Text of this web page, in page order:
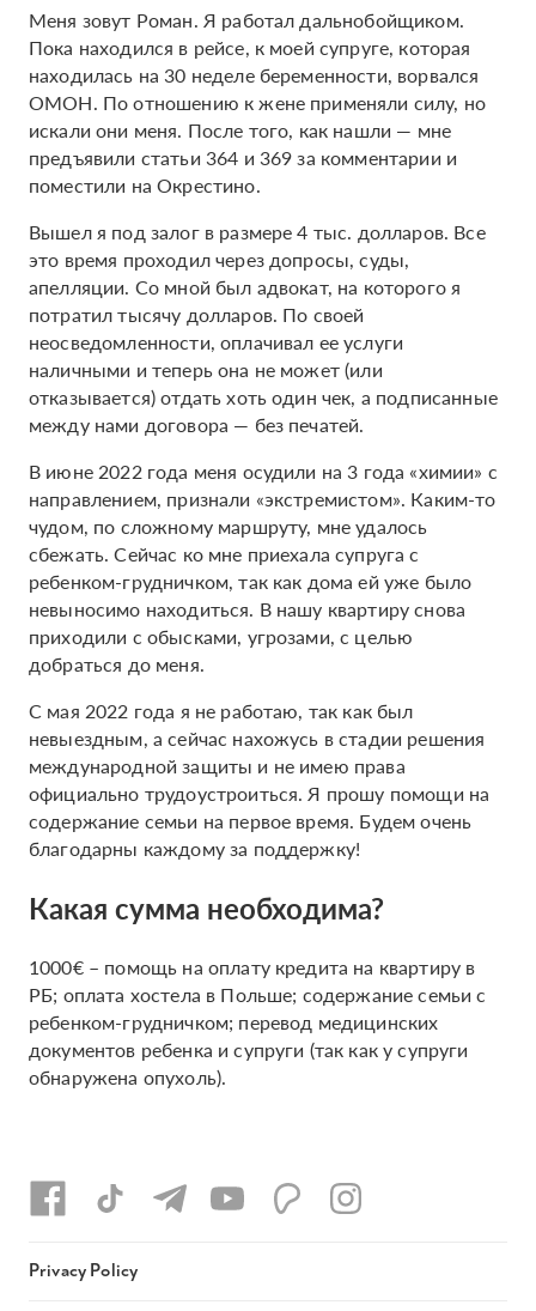
Меня зовут Роман. Я работал дальнобойщиком.
Пока находился в рейсе, к моей супруге, которая
находилась на 30 неделе беременности, ворвался
ОМОН. По отношению к жене применяли силу, но
искали они меня. После того, как нашли — мне
предъявили статьи 364 и 369 за комментарии и
поместили на Окрестино.
Вышел я под залог в размере 4 тыс. долларов. Все
это время проходил через допросы, суды,
апелляции. Со мной был адвокат, на которого я
потратил тысячу долларов. По своей
неосведомленности, оплачивал ее услуги
наличными и теперь она не может (или
отказывается) отдать хоть один чек, а подписанные
между нами договора — без печатей.
В июне 2022 года меня осудили на 3 года «химии» с
направлением, признали «экстремистом». Каким-то
чудом, по сложному маршруту, мне удалось
сбежать. Сейчас ко мне приехала супруга с
ребенком-грудничком, так как дома ей уже было
невыносимо находиться. В нашу квартиру снова
приходили с обысками, угрозами, с целью
добраться до меня.
С мая 2022 года я не работаю, так как был
невыездным, а сейчас нахожусь в стадии решения
международной защиты и не имею права
официально трудоустроиться. Я прошу помощи на
содержание семьи на первое время. Будем очень
благодарны каждому за поддержку!
Какая сумма необходима?
1000€ – помощь на оплату кредита на квартиру в
РБ; оплата хостела в Польше; содержание семьи с
ребенком-грудничком; перевод медицинских
документов ребенка и супруги (так как у супруги
обнаружена опухоль).
Privacy Policy